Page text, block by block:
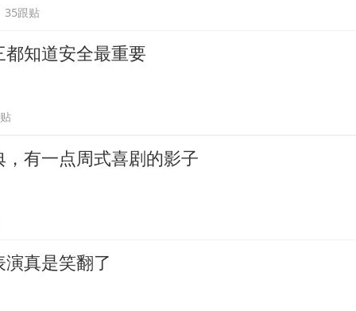
35跟贴
都知道安全最重要
，有一点周式喜剧的影子
真是笑翻了